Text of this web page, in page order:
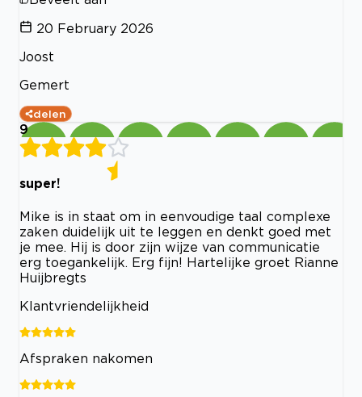
20 February 2026
Joost
Gemert
delen
9
super!
Mike is in staat om in eenvoudige taal complexe
zaken duidelijk uit te leggen en denkt goed met
je mee. Hij is door zijn wijze van communicatie
erg toegankelijk. Erg fijn! Hartelijke groet Rianne
Huijbregts
Klantvriendelijkheid
Afspraken nakomen